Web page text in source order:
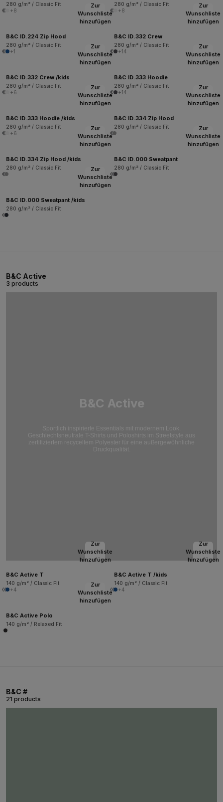
280 g/m² / Classic Fit
+8
280 g/m² / Classic Fit
+8
Zur
Wunschliste
hinzufügen
B&C ID.224 Zip Hood
280 g/m² / Classic Fit
+1
Zur
Wunschliste
hinzufügen
B&C ID.332 Crew
280 g/m² / Classic Fit
+14
Zur
Wunschliste
hinzufügen
B&C ID.332 Crew /kids
280 g/m² / Classic Fit
+6
Zur
Wunschliste
hinzufügen
B&C ID.333 Hoodie
280 g/m² / Classic Fit
+14
Zur
Wunschliste
hinzufügen
B&C ID.333 Hoodie /kids
280 g/m² / Classic Fit
+6
Zur
Wunschliste
hinzufügen
B&C ID.334 Zip Hood
280 g/m² / Classic Fit
Zur
Wunschliste
hinzufügen
B&C ID.334 Zip Hood /kids
280 g/m² / Classic Fit
Zur
Wunschliste
hinzufügen
B&C ID.000 Sweatpant
280 g/m² / Classic Fit
Zur
Wunschliste
hinzufügen
B&C ID.000 Sweatpant /kids
280 g/m² / Classic Fit
B&C Active
3 products
B&C Active
Sportlich inspirierte Essentials mit modernem Look.
Geschlechtsneutrale T-Shirts und Poloshirts im Streetstyle aus
zertifiziertem recyceltem Polyester für eine außergewöhnliche
Druckqualität.
Zur
Wunschliste
hinzufügen
B&C Active T
140 g/m² / Classic Fit
+4
Zur
Wunschliste
hinzufügen
B&C Active T /kids
140 g/m² / Classic Fit
+4
Zur
Wunschliste
hinzufügen
B&C Active Polo
140 g/m² / Relaxed Fit
B&C #
21 products